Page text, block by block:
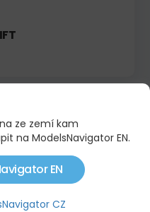
ze zemí kam
na ModelsNavigator EN.
EN
CZ